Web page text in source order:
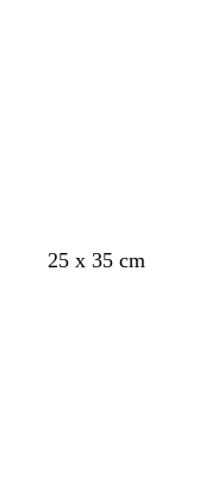
25 x 35 cm